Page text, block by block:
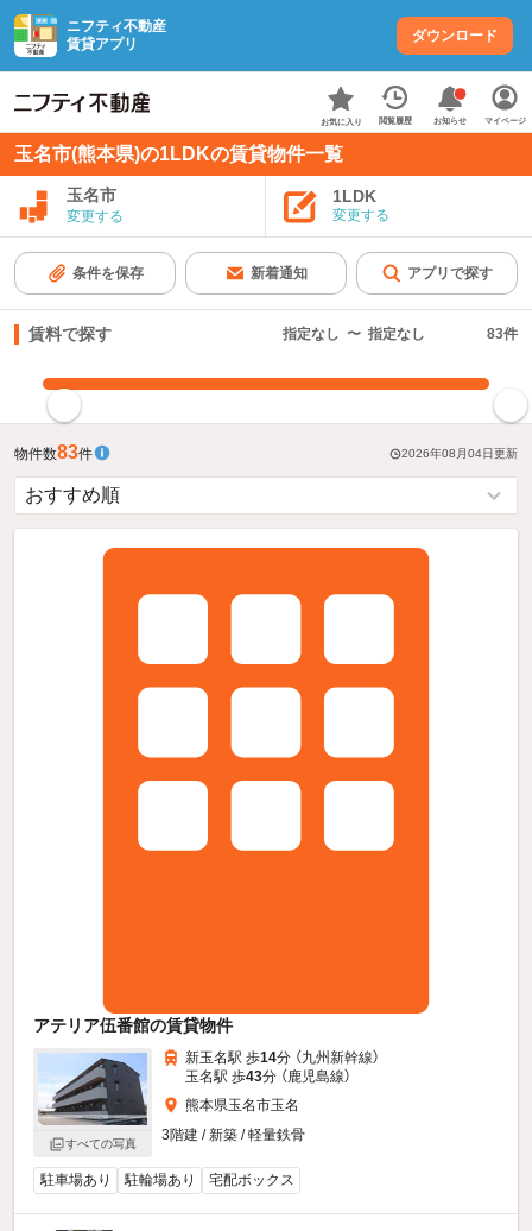
ニフティ不動産
賃貸アプリ
ダウンロード
お気に入り 閲覧履歴 お知らせ マイページ
玉名市(熊本県)の1LDKの賃貸物件一覧
玉名市
変更する
1LDK
変更する
条件を保存 新着通知 アプリで探す
賃料で探す 指定なし 〜 指定なし 83件
物件数83件 2026年08月04日更新
アテリア伍番館の賃貸物件
すべての写真
新玉名駅 歩14分 （九州新幹線）
玉名駅 歩43分 （鹿児島線）
熊本県玉名市玉名
3階建 / 新築 / 軽量鉄骨
駐車場あり 駐輪場あり 宅配ボックス